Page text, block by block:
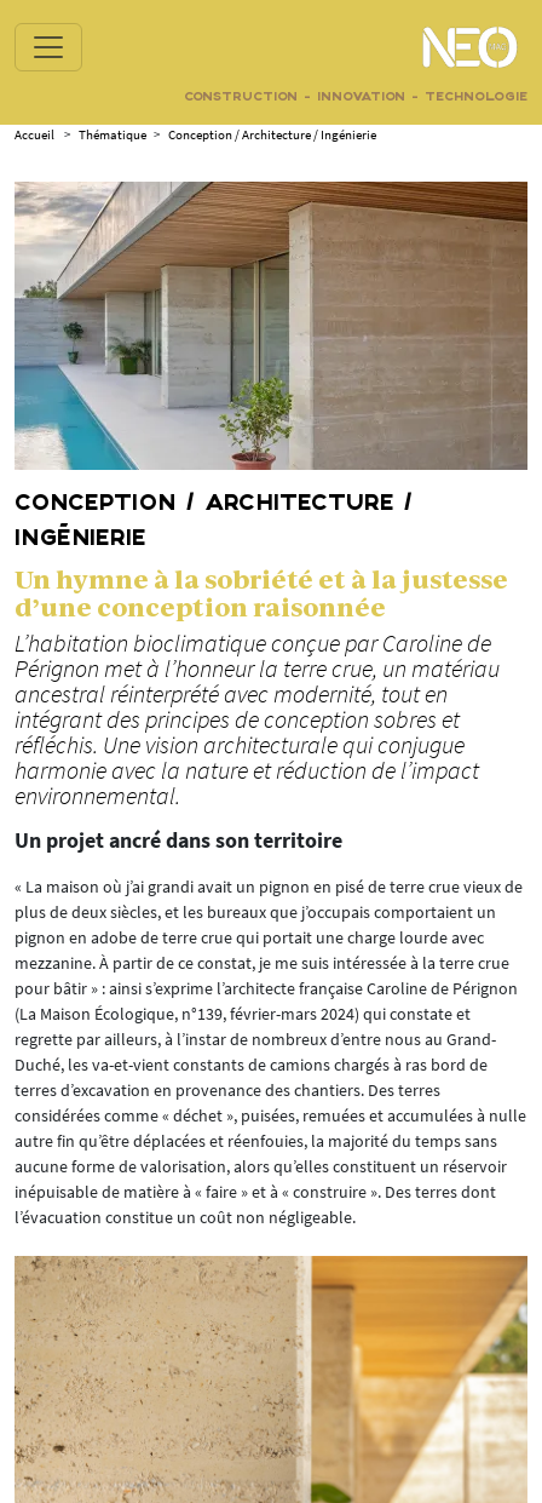
CONSTRUCTION - INNOVATION - TECHNOLOGIE
Accueil > Thématique > Conception / Architecture / Ingénierie
CONCEPTION / ARCHITECTURE /
INGÉNIERIE
Un hymne à la sobriété et à la justesse
d’une conception raisonnée
L’habitation bioclimatique conçue par Caroline de
Pérignon met à l’honneur la terre crue, un matériau
ancestral réinterprété avec modernité, tout en
intégrant des principes de conception sobres et
réfléchis. Une vision architecturale qui conjugue
harmonie avec la nature et réduction de l’impact
environnemental.
Un projet ancré dans son territoire
« La maison où j’ai grandi avait un pignon en pisé de terre crue vieux de
plus de deux siècles, et les bureaux que j’occupais comportaient un
pignon en adobe de terre crue qui portait une charge lourde avec
mezzanine. À partir de ce constat, je me suis intéressée à la terre crue
pour bâtir » : ainsi s’exprime l’architecte française Caroline de Pérignon
(La Maison Écologique, n°139, février-mars 2024) qui constate et
regrette par ailleurs, à l’instar de nombreux d’entre nous au Grand-
Duché, les va-et-vient constants de camions chargés à ras bord de
terres d’excavation en provenance des chantiers. Des terres
considérées comme « déchet », puisées, remuées et accumulées à nulle
autre fin qu’être déplacées et réenfouies, la majorité du temps sans
aucune forme de valorisation, alors qu’elles constituent un réservoir
inépuisable de matière à « faire » et à « construire ». Des terres dont
l’évacuation constitue un coût non négligeable.